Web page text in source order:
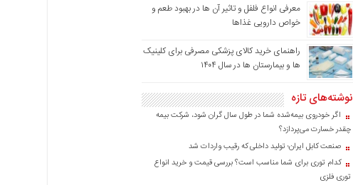
معرفی انواع فلفل و تاثیر آن ‌ها در بهبود طعم و
خواص دارویی غذاها
راهنمای خرید کالای پزشکی مصرفی برای کلینیک
ها و بیمارستان ها در سال ۱۴۰۴
نوشته‌های تازه
اگر خودروی بیمه‌شده شما در طول سال گران شود، شرکت بیمه
چقدر خسارت می‌پردازد؟
صنعت کابل ایران؛ تولید داخلی که رقیب واردات شد
کدام توری برای شما مناسب است؟ بررسی قیمت و خرید انواع
توری فلزی